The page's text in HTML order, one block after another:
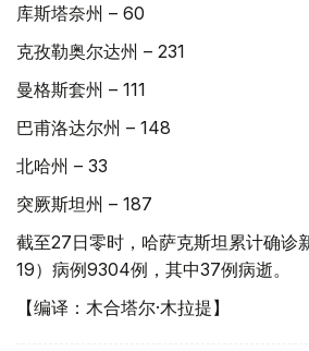
库斯塔奈州 – 60
克孜勒奥尔达州 – 231
曼格斯套州 – 111
巴甫洛达尔州 – 148
北哈州 – 33
突厥斯坦州 – 187
截至27日零时，哈萨克斯坦累计确诊
19）病例9304例，其中37例病逝。
【编译：木合塔尔·木拉提】